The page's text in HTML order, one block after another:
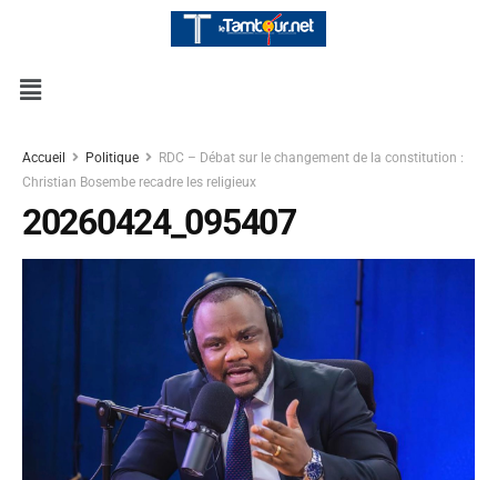
Accueil Politique
RDC – Débat sur le changement de la constitution :
Christian Bosembe recadre les religieux
20260424_095407